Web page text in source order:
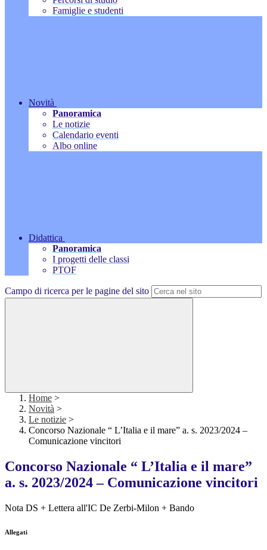
Famiglie e studenti
Novità
Panoramica
Le notizie
Calendario eventi
Albo online
Didattica
Panoramica
I progetti delle classi
PTOF
Campo di ricerca per le pagine del sito
Home >
Novità >
Le notizie >
Concorso Nazionale “ L’Italia e il mare” a. s. 2023/2024 –
Comunicazione vincitori
Concorso Nazionale “ L’Italia e il mare”
a. s. 2023/2024 – Comunicazione vincitori
Nota DS + Lettera all'IC De Zerbi-Milon + Bando
Allegati